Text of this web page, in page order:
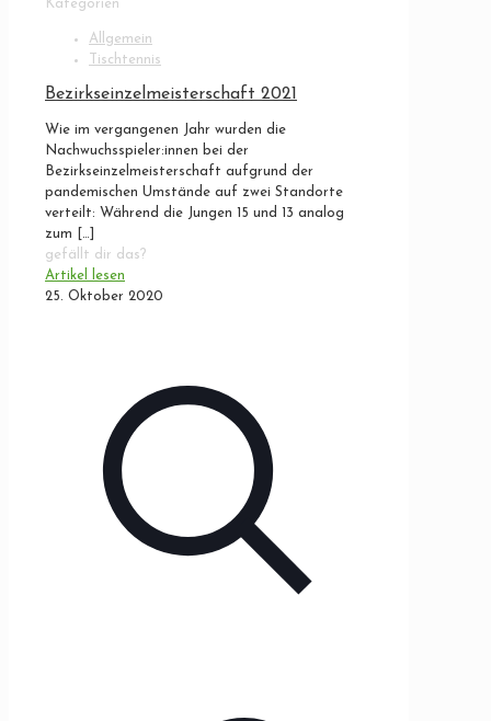
Kategorien
Allgemein
Tischtennis
Bezirkseinzelmeisterschaft 2021
Wie im vergangenen Jahr wurden die
Nachwuchsspieler:innen bei der
Bezirkseinzelmeisterschaft aufgrund der
pandemischen Umstände auf zwei Standorte
verteilt: Während die Jungen 15 und 13 analog
zum […]
gefällt dir das?
Artikel lesen
25. Oktober 2020